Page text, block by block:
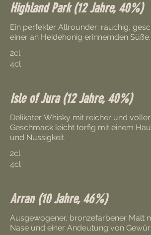
Highland Park (12 Jahre, 40%)
Ein perfekter Allrounder: rauchig,
2cl
4cl
Isle of Jura (12 Jahre, 40%)
Delikater Whisky mit reicher und
Geschmack leicht torfig mit einem
und Nussigkeit.
2cl
4cl
Arran (10 Jahre, 46%)
Ausgewogener, bronzefarbener Malt
Nase und einer Andeutung von